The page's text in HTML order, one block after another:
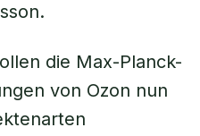
die Max-Planck-
von Ozon nun